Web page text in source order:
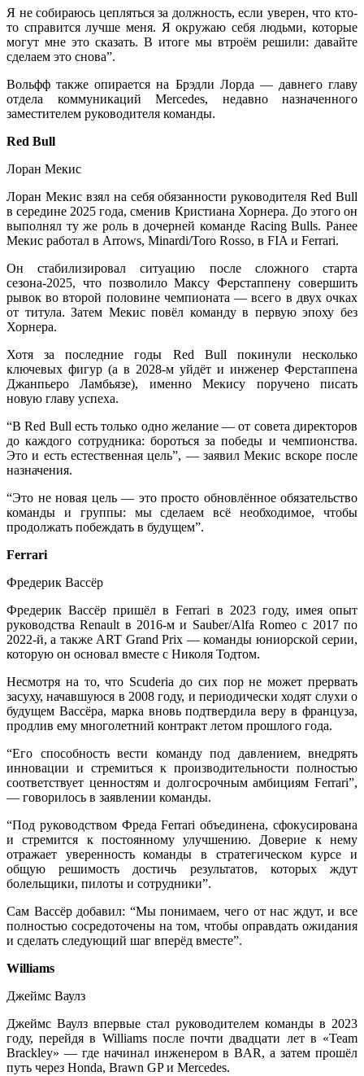
Я не собираюсь цепляться за должность, если уверен, что кто-
то справится лучше меня. Я окружаю себя людьми, которые
могут мне это сказать. В итоге мы втроём решили: давайте
сделаем это снова”.
Вольфф также опирается на Брэдли Лорда — давнего главу
отдела коммуникаций Mercedes, недавно назначенного
заместителем руководителя команды.
Red Bull
Лоран Мекис
Лоран Мекис взял на себя обязанности руководителя Red Bull
в середине 2025 года, сменив Кристиана Хорнера. До этого он
выполнял ту же роль в дочерней команде Racing Bulls. Ранее
Мекис работал в Arrows, Minardi/Toro Rosso, в FIA и Ferrari.
Он стабилизировал ситуацию после сложного старта
сезона-2025, что позволило Максу Ферстаппену совершить
рывок во второй половине чемпионата — всего в двух очках
от титула. Затем Мекис повёл команду в первую эпоху без
Хорнера.
Хотя за последние годы Red Bull покинули несколько
ключевых фигур (а в 2028-м уйдёт и инженер Ферстаппена
Джанпьеро Ламбьязе), именно Мекису поручено писать
новую главу успеха.
“В Red Bull есть только одно желание — от совета директоров
до каждого сотрудника: бороться за победы и чемпионства.
Это и есть естественная цель”, — заявил Мекис вскоре после
назначения.
“Это не новая цель — это просто обновлённое обязательство
команды и группы: мы сделаем всё необходимое, чтобы
продолжать побеждать в будущем”.
Ferrari
Фредерик Вассёр
Фредерик Вассёр пришёл в Ferrari в 2023 году, имея опыт
руководства Renault в 2016-м и Sauber/Alfa Romeo с 2017 по
2022-й, а также ART Grand Prix — команды юниорской серии,
которую он основал вместе с Николя Тодтом.
Несмотря на то, что Scuderia до сих пор не может прервать
засуху, начавшуюся в 2008 году, и периодически ходят слухи о
будущем Вассёра, марка вновь подтвердила веру в француза,
продлив ему многолетний контракт летом прошлого года.
“Его способность вести команду под давлением, внедрять
инновации и стремиться к производительности полностью
соответствует ценностям и долгосрочным амбициям Ferrari”,
— говорилось в заявлении команды.
“Под руководством Фреда Ferrari объединена, сфокусирована
и стремится к постоянному улучшению. Доверие к нему
отражает уверенность команды в стратегическом курсе и
общую решимость достичь результатов, которых ждут
болельщики, пилоты и сотрудники”.
Сам Вассёр добавил: “Мы понимаем, чего от нас ждут, и все
полностью сосредоточены на том, чтобы оправдать ожидания
и сделать следующий шаг вперёд вместе”.
Williams
Джеймс Ваулз
Джеймс Ваулз впервые стал руководителем команды в 2023
году, перейдя в Williams после почти двадцати лет в «Team
Brackley» — где начинал инженером в BAR, а затем прошёл
путь через Honda, Brawn GP и Mercedes.